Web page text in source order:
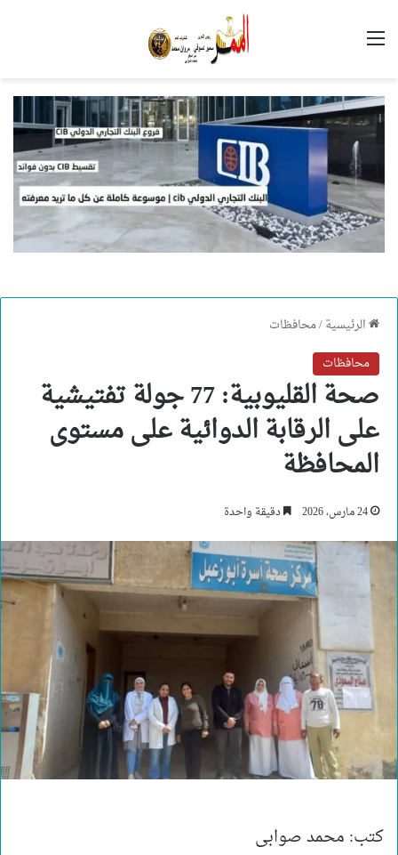
القائمة
الرئيسية/محافظات
محافظات
صحة القليوبية: 77 جولة تفتيشية
على الرقابة الدوائية على مستوى
المحافظة
24 مارس، 2026 دقيقة واحدة
كتب: محمد صوابى